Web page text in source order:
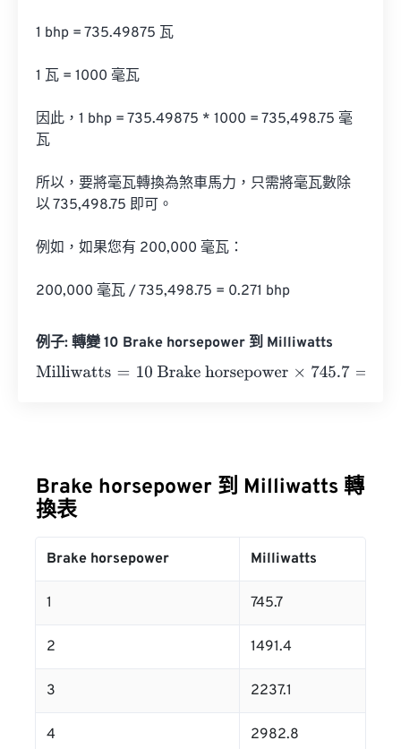
1 bhp = 735.49875 瓦
1 瓦 = 1000 毫瓦
因此，1 bhp = 735.49875 * 1000 = 735,498.75 毫
瓦
所以，要將毫瓦轉換為煞車馬力，只需將毫瓦數除
以 735,498.75 即可。
例如，如果您有 200,000 毫瓦：
200,000 毫瓦 / 735,498.75 = 0.271 bhp
例子: 轉變 10 Brake horsepower 到 Milliwatts
Milliwatts=10 Brake horsepower×745.7= 7457 Milliwatts
Brake horsepower 到 Milliwatts 轉
換表
Brake horsepower Milliwatts
1 745.7
2 1491.4
3 2237.1
4 2982.8